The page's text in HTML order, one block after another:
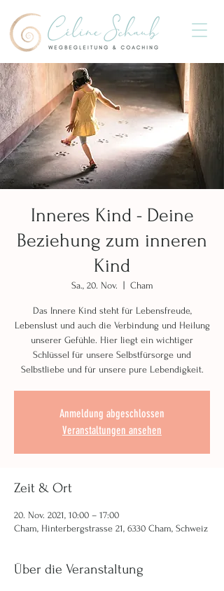
Inneres Kind - Deine
Beziehung zum inneren
Kind
Sa., 20. Nov. Cham
Das Innere Kind steht für Lebensfreude,
Lebenslust und auch die Verbindung und Heilung
unserer Gefühle. Hier liegt ein wichtiger
Schlüssel für unsere Selbstfürsorge und
Selbstliebe und für unsere pure Lebendigkeit.
Anmeldung abgeschlossen
Veranstaltungen ansehen
Zeit & Ort
20. Nov. 2021, 10:00 – 17:00
Cham, Hinterbergstrasse 21, 6330 Cham, Schweiz
Über die Veranstaltung